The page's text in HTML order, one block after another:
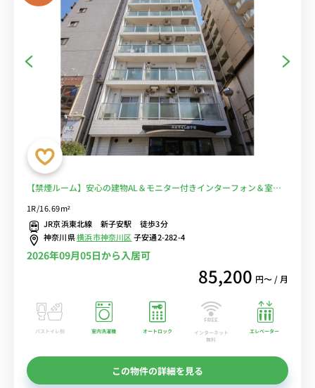
【禁煙ルーム】安心の建物AL＆モニター付きインターフォン＆室内
洗濯機完備♪キリンビール横浜工場や日産エンジンミュージアムまで
徒歩圏内■選べるWi-Fi格安レンタル中！
1R/16.69m²
JR京浜東北線 新子安駅 徒歩3分
神奈川県横浜市神奈川区子安通2-282-4
2026年09月05日から入居可
85,200 円〜 / 月
バストイレ別 室内洗濯機 オートロック
インターネット
無料
エレベーター
この物件の詳細を見る